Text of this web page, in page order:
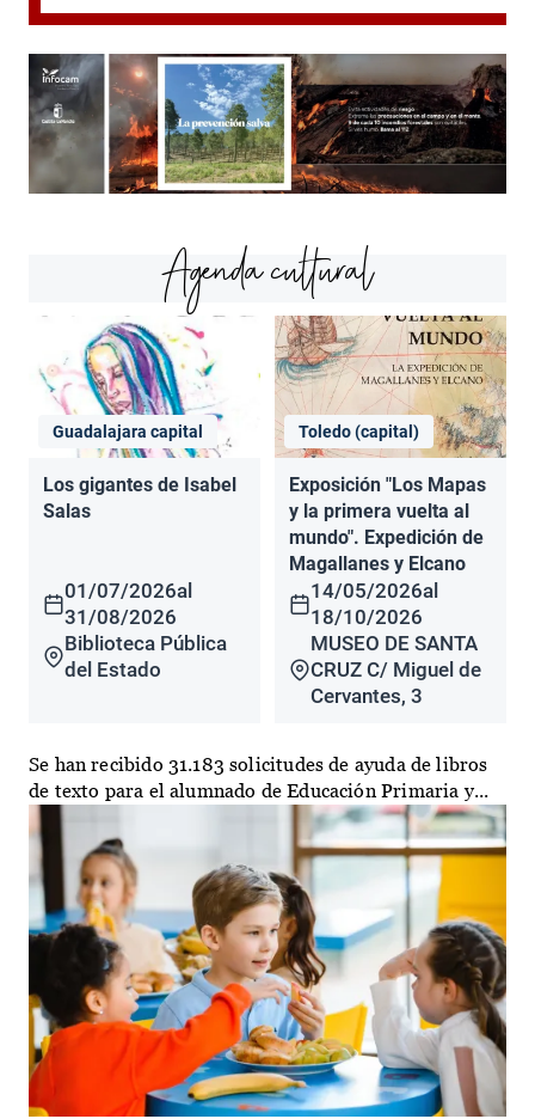
Agenda cultural
Guadalajara capital
Los gigantes de Isabel
Salas
01/07/2026al
31/08/2026
Biblioteca Pública
del Estado
Toledo (capital)
Exposición "Los Mapas
y la primera vuelta al
mundo". Expedición de
Magallanes y Elcano
14/05/2026al
18/10/2026
MUSEO DE SANTA
CRUZ C/ Miguel de
Cervantes, 3
Se han recibido 31.183 solicitudes de ayuda de libros
de texto para el alumnado de Educación Primaria y...